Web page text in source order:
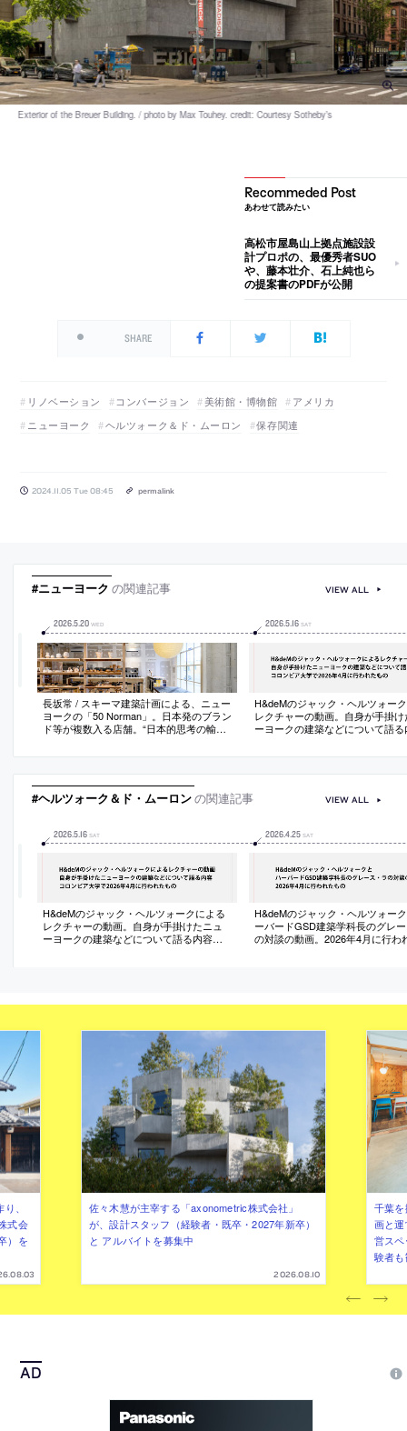
あわせて読みたい
高松市屋島山上拠点施設設
計プロポの、最優秀者SUO
や、藤本壮介、石上純也ら
の提案書のPDFが公開
SHARE
リノベーション コンバージョン 美術館・博物館
アメリカ
ニューヨーク
ヘルツォーク＆ド・ムーロン 保存関連
2024.11.05 Tue 08:45 permalink
#ニューヨーク の関連記事
2026.5.20 WED
長坂常 / スキーマ建築計画による、ニュー
ヨークの「50 Norman」。日本発のブラン
ド等が複数入る店舗。“日本的思考の輸
の廃材で什器を作り“現地で10日間で設
同じトーンで響き合う空間を生み出す
2026.5.16 SAT
H&deMのジャック・ヘルツォー
レクチャーの動画。自身が手掛け
ーヨークの建築などについて語る
の
VIEW ALL
#ヘルツォーク＆ド・ムーロンの関連記事
2026.5.16 SAT
H&deMのジャック・ヘルツォークによる
レクチャーの動画。自身が手掛けたニュ
ーヨークの建築などについて語る内容。
2026.4.25 SAT
H&deMのジャック・ヘルツォー
ーバードGSD建築学科長のグレ
の対談の動画。2026年4月に行わ
VIEW ALL
、
式会
）を
佐々木慧が主宰する「axonometric株式会社」
が、設計スタッフ（経験者・既卒・2027年新卒）
と アルバイトを募集中
2026.08.10
千葉
画と
営ス
験者